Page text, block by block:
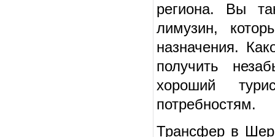
региона. Вы
лимузин,
назначения.
получить
хороший
потребностям.
Трансфер в